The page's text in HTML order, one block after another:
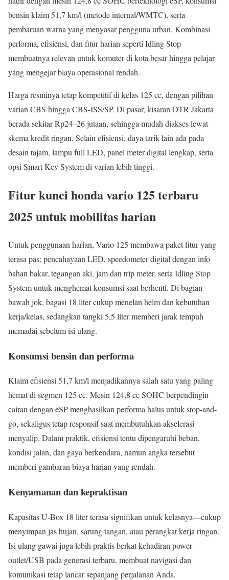
bensin klaim 51,7 km/l (metode internal/WMTC), serta
pembaruan warna yang menyasar pengguna urban. Kombinasi
performa, efisiensi, dan fitur harian seperti Idling Stop
membuatnya relevan untuk komuter di kota besar hingga pelajar
yang mengejar biaya operasional rendah.
Harga resminya tetap kompetitif di kelas 125 cc, dengan pilihan
varian CBS hingga CBS-ISS/SP. Di pasar, kisaran OTR Jakarta
berada sekitar Rp24–26 jutaan, sehingga mudah diakses lewat
skema kredit ringan. Selain efisiensi, daya tarik lain ada pada
desain tajam, lampu full LED, panel meter digital lengkap, serta
opsi Smart Key System di varian lebih tinggi.
Fitur kunci honda vario 125 terbaru
2025 untuk mobilitas harian
Untuk penggunaan harian, Vario 125 membawa paket fitur yang
terasa pas: pencahayaan LED, speedometer digital dengan info
bahan bakar, tegangan aki, jam dan trip meter, serta Idling Stop
System untuk menghemat konsumsi saat berhenti. Di bagian
bawah jok, bagasi 18 liter cukup menelan helm dan kebutuhan
kerja/kelas, sedangkan tangki 5,5 liter memberi jarak tempuh
memadai sebelum isi ulang.
Konsumsi bensin dan performa
Klaim efisiensi 51,7 km/l menjadikannya salah satu yang paling
hemat di segmen 125 cc. Mesin 124,8 cc SOHC berpendingin
cairan dengan eSP menghasilkan performa halus untuk stop-and-
go, sekaligus tetap responsif saat membutuhkan akselerasi
menyalip. Dalam praktik, efisiensi tentu dipengaruhi beban,
kondisi jalan, dan gaya berkendara, namun angka tersebut
memberi gambaran biaya harian yang rendah.
Kenyamanan dan kepraktisan
Kapasitas U-Box 18 liter terasa signifikan untuk kelasnya—cukup
menyimpan jas hujan, sarung tangan, atau perangkat kerja ringan.
Isi ulang gawai juga lebih praktis berkat kehadiran power
outlet/USB pada generasi terbaru, membuat navigasi dan
komunikasi tetap lancar sepanjang perjalanan Anda.